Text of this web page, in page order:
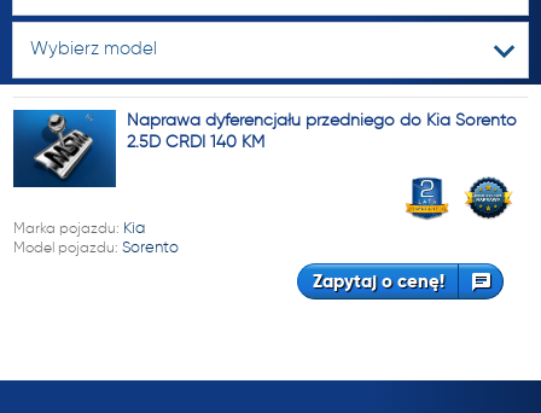
Wybierz model
Naprawa dyferencjału przedniego do Kia Sorento
2.5D CRDI 140 KM
Marka pojazdu: Kia
Model pojazdu: Sorento
Zapytaj o cenę!